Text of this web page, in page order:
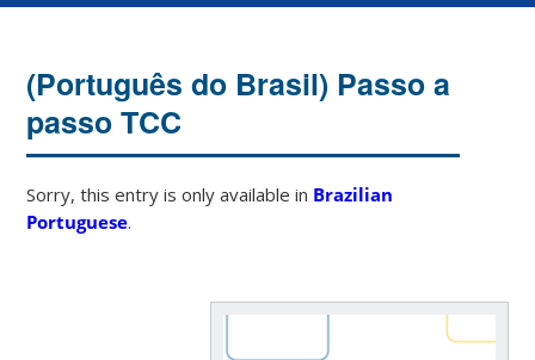
(Português do Brasil) Passo a
passo TCC
Sorry, this entry is only available in Brazilian
Portuguese.